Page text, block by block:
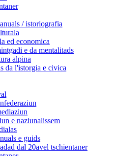
/ istoriografia
ed economica
e da mentalitads
alpina
da l'istorgia e civica
e naziunalissem
e guids
dal 20avel tschientaner